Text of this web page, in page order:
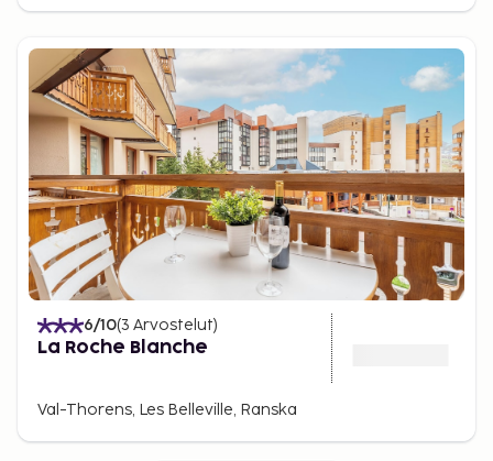
6/10(3 Arvostelut)
La Roche Blanche
Val-Thorens, Les Belleville, Ranska